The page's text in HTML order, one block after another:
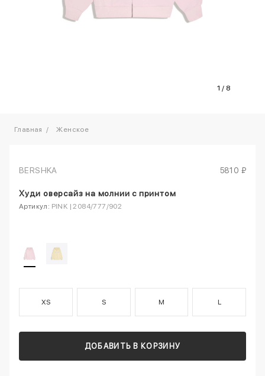
1 / 8
Главная Женское
BERSHKA 5810 ₽
Худи оверсайз на молнии с принтом
Артикул: PINK | 2084/777/902
XS S M L
ДОБАВИТЬ В КОРЗИНУ